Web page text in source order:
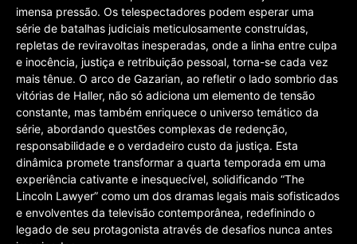
imensa pressão. Os telespectadores podem esperar uma
série de batalhas judiciais meticulosamente construídas,
repletas de reviravoltas inesperadas, onde a linha entre culpa
e inocência, justiça e retribuição pessoal, torna-se cada vez
mais tênue. O arco de Gazarian, ao refletir o lado sombrio das
vitórias de Haller, não só adiciona um elemento de tensão
constante, mas também enriquece o universo temático da
série, abordando questões complexas de redenção,
responsabilidade e o verdadeiro custo da justiça. Esta
dinâmica promete transformar a quarta temporada em uma
experiência cativante e inesquecível, solidificando “The
Lincoln Lawyer” como um dos dramas legais mais sofisticados
e envolventes da televisão contemporânea, redefinindo o
legado de seu protagonista através de desafios nunca antes